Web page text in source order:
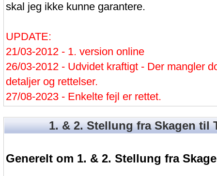
skal jeg ikke kunne garantere.
UPDATE:
21/03-2012 - 1. version online
26/03-2012 - Udvidet kraftigt - Der mangler
detaljer og rettelser.
27/08-2023 - Enkelte fejl er rettet.
1. & 2. Stellung fra Skagen til
Generelt om 1. & 2. Stellung fra